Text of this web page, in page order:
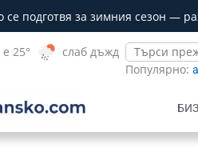
се подготвя за зимния сезон —
25°
слаб дъжд
Популярно: